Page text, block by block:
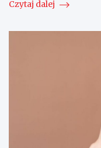
Czytaj dalej